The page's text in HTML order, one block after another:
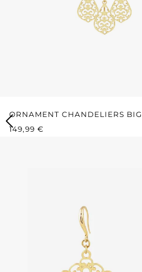
ORNAMENT CHANDELIERS BIG
REGULÄRER PREIS:
149,99 €